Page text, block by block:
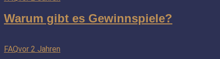
Warum gibt es Gewinnspiele?
FAQvor 2 Jahren